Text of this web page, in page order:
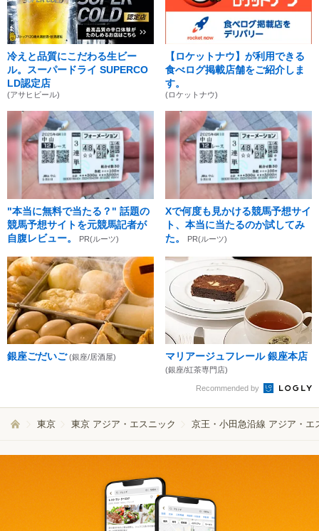
冷えと品質にこだわる生ビー
ル。スーパードライ SUPERCO
LD認定店
(アサヒビール)
【ロケットナウ】が利用できる
食べログ掲載店舗をご紹介しま
す。
(ロケットナウ)
"本当に無料で当たる？" 話題の
競馬予想サイトを元競馬記者が
自腹レビュー。
PR(ルーツ)
Xで何度も見かける競馬予想サイ
ト、本当に当たるのか試してみ
た。
PR(ルーツ)
銀座ごだいご (銀座/居酒屋) マリアージュフレール 銀座本店
(銀座/紅茶専門店)
Recommended by
東京 東京 アジア・エスニック 京王・小田急沿線 アジア・エ